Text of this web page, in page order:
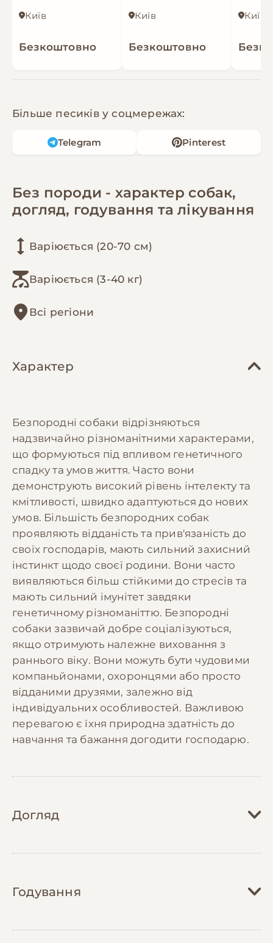
Київ
Безкоштовно
Київ
Безкоштовно
Київ
Більше песиків у соцмережах:
Telegram Pinterest
Без породи - характер собак,
догляд, годування та лікування
Варіюється (20-70 см)
Варіюється (3-40 кг)
Всі регіони
Характер
Безпородні собаки відрізняються
надзвичайно різноманітними характерами,
що формуються під впливом генетичного
спадку та умов життя. Часто вони
демонструють високий рівень інтелекту та
кмітливості, швидко адаптуються до нових
умов. Більшість безпородних собак
проявляють відданість та прив'язаність до
своїх господарів, мають сильний захисний
інстинкт щодо своєї родини. Вони часто
виявляються більш стійкими до стресів та
мають сильний імунітет завдяки
генетичному різноманіттю. Безпородні
собаки зазвичай добре соціалізуються,
якщо отримують належне виховання з
раннього віку. Вони можуть бути чудовими
компаньйонами, охоронцями або просто
відданими друзями, залежно від
індивідуальних особливостей. Важливою
перевагою є їхня природна здатність до
навчання та бажання догодити господарю.
Догляд
від його індивідуальних особливостей, типу
шерсті та розміру. Базовий догляд включає
від типу шерсті), періодичне купання з
Годування